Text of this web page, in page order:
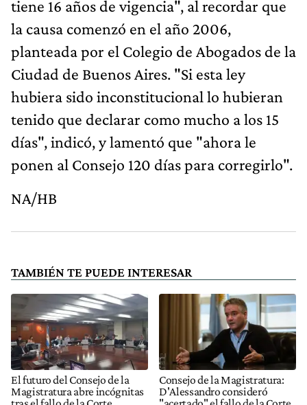
tiene 16 años de vigencia", al recordar que
la causa comenzó en el año 2006,
planteada por el Colegio de Abogados de la
Ciudad de Buenos Aires. "Si esta ley
hubiera sido inconstitucional lo hubieran
tenido que declarar como mucho a los 15
días", indicó, y lamentó que "ahora le
ponen al Consejo 120 días para corregirlo".
NA/HB
TAMBIÉN TE PUEDE INTERESAR
El futuro del Consejo de la
Magistratura abre incógnitas
Consejo de la Magistratura:
D'Alessandro consideró